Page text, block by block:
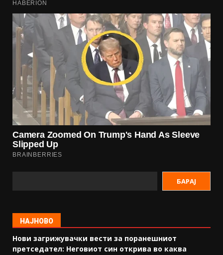
БАРАЈ
НАЈНОВО
Нови загрижувачки вести за поранешниот
претседател: Неговиот син открива во каква